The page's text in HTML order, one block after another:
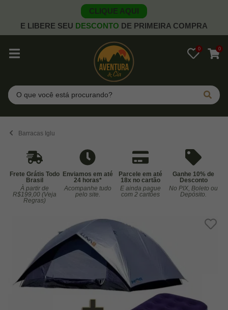
CLIQUE AQUI
E LIBERE SEU DESCONTO DE PRIMEIRA COMPRA
0 0
Pesquisar
Barracas Iglu
Frete Grátis Todo
Brasil
À partir de
R$199,00 (Veja
Regras)
Enviamos em até
24 horas*
Acompanhe tudo
pelo site.
Parcele em até
18x no cartão
E ainda pague
com 2 cartões
Ganhe 10% de
Desconto
No PIX, Boleto ou
Depósito.